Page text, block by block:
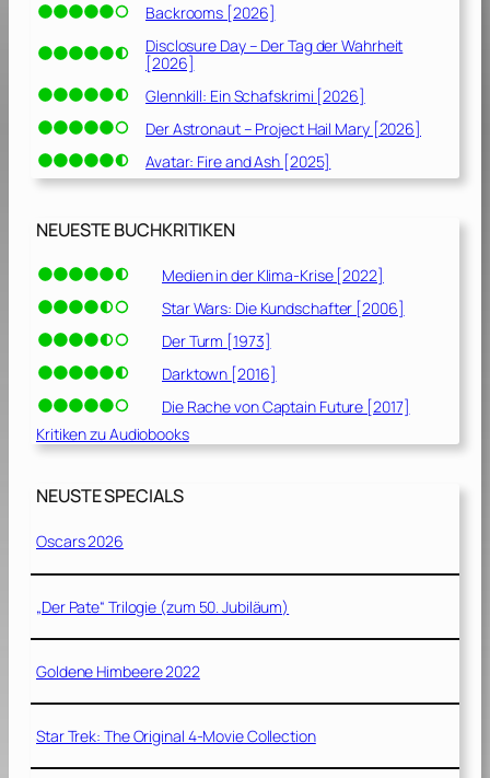
Backrooms [2026]
Disclosure Day – Der Tag der Wahrheit
[2026]
Glennkill: Ein Schafskrimi [2026]
Der Astronaut – Project Hail Mary [2026]
Avatar: Fire and Ash [2025]
NEUESTE BUCHKRITIKEN
Medien in der Klima-Krise [2022]
Star Wars: Die Kundschafter [2006]
Der Turm [1973]
Darktown [2016]
Die Rache von Captain Future [2017]
Kritiken zu Audiobooks
NEUSTE SPECIALS
Oscars 2026
„Der Pate“ Trilogie (zum 50. Jubiläum)
Goldene Himbeere 2022
Star Trek: The Original 4-Movie Collection